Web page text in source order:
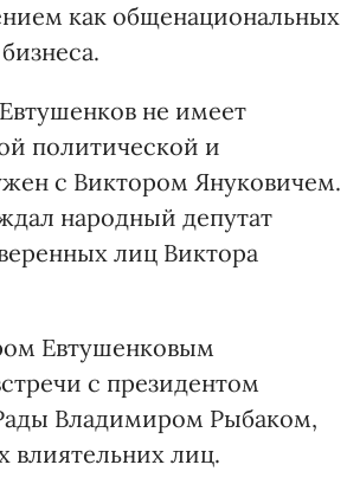
как общенациональных
не имеет
политической и
с Виктором Януковичем.
народный депутат
лиц Виктора
Евтушенковым
с президентом
Владимиром Рыбаком,
лиц.